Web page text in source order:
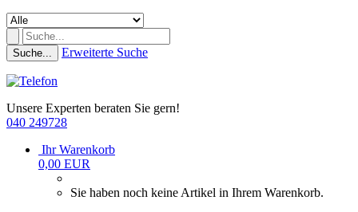
Suche... Erweiterte Suche
Unsere Experten beraten Sie gern!
040 249728
Ihr Warenkorb
0,00 EUR
Sie haben noch keine Artikel in Ihrem Warenkorb.